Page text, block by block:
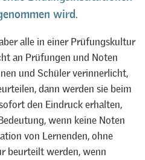
wird.
alle in einer Prüfungskultur
an Prüfungen und Noten
und Schüler verinnerlicht,
dann werden sie beim
den Eindruck erhalten,
wenn keine Noten
von Lernenden, ohne
beurteilt werden, wenn